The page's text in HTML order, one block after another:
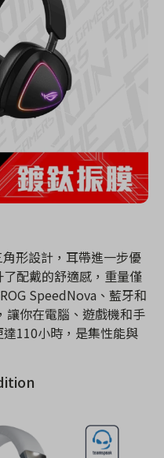
形設計，耳帶進一步優
配戴的舒適感，重量僅
SpeedNova、藍牙和
你在電腦、遊戲機和手
110小時，是集性能與